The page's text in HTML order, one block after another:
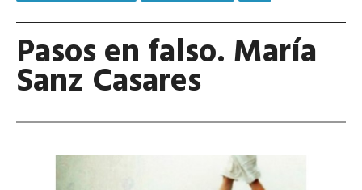
Pasos en falso. María
Sanz Casares